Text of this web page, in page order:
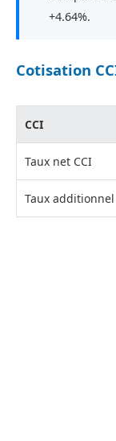
+4.64%.
Cotisation
CCI
Taux net CCI
Taux additionnel